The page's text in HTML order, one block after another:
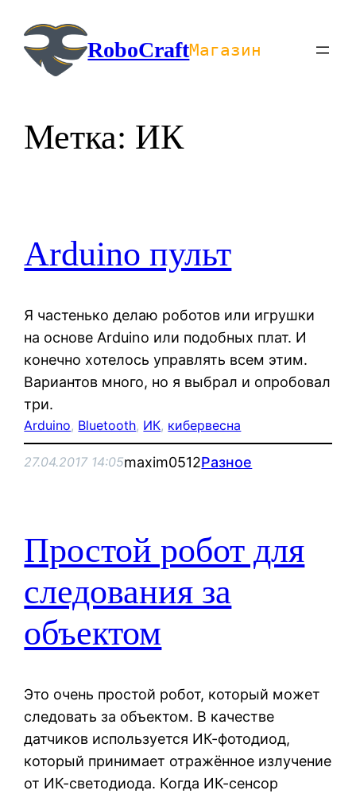
содержимомуRoboCraftМагазин
Метка: ИК
Arduino пульт
Я частенько делаю роботов или игрушки
на основе Arduino или подобных плат. И
конечно хотелось управлять всем этим.
Вариантов много, но я выбрал и опробовал
три.
Arduino, Bluetooth, ИК, кибервесна
27.04.2017 14:05maxim0512Разное
Простой робот для
следования за
объектом
Это очень простой робот, который может
следовать за объектом. В качестве
датчиков используется ИК-фотодиод,
который принимает отражённое излучение
от ИК-светодиода. Когда ИК-сенсор